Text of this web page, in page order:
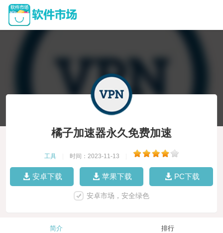
橘子加速器永久免费加速
工具 时间：2023-11-13
安卓下载 苹果下载 PC下载
安卓市场，安全绿色
简介 排行